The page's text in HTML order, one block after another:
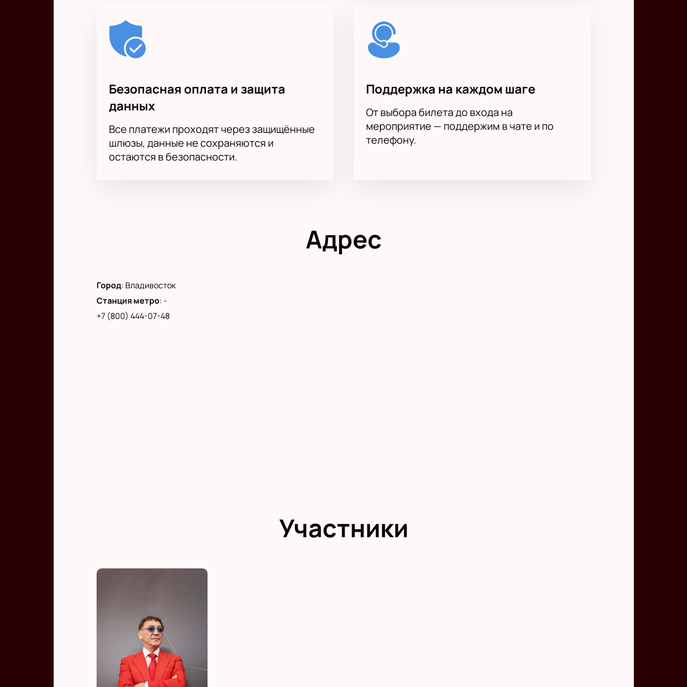
Безопасная оплата и защита
данных
Все платежи проходят через защищённые
шлюзы, данные не сохраняются и
остаются в безопасности.
Поддержка на каждом шаге
От выбора билета до входа на
мероприятие — поддержим в чате и по
телефону.
Адрес
Город: Владивосток
Станция метро: -
+7 (800) 444-07-48
Участники